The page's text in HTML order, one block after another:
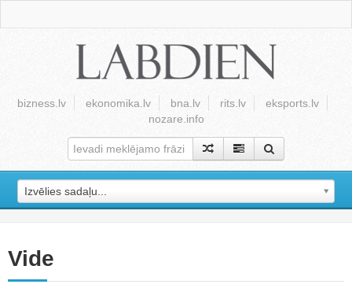
bizness.lv ekonomika.lv bna.lv rits.lv
eksports.lv
nozare.info
Izvēlies sadaļu...
Vide